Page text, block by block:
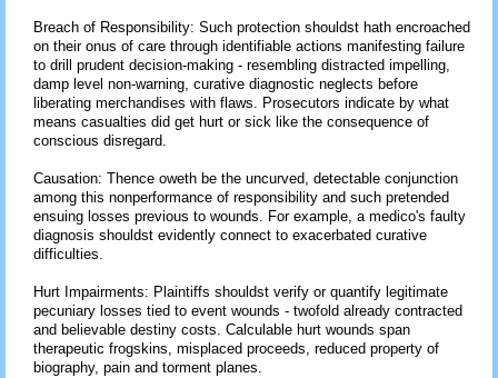
Breach of Responsibility: Such protection shouldst hath encroached
on their onus of care through identifiable actions manifesting failure
to drill prudent decision-making - resembling distracted impelling,
damp level non-warning, curative diagnostic neglects before
liberating merchandises with flaws. Prosecutors indicate by what
means casualties did get hurt or sick like the consequence of
conscious disregard.
Causation: Thence oweth be the uncurved, detectable conjunction
among this nonperformance of responsibility and such pretended
ensuing losses previous to wounds. For example, a medico's faulty
diagnosis shouldst evidently connect to exacerbated curative
difficulties.
Hurt Impairments: Plaintiffs shouldst verify or quantify legitimate
pecuniary losses tied to event wounds - twofold already contracted
and believable destiny costs. Calculable hurt wounds span
therapeutic frogskins, misplaced proceeds, reduced property of
biography, pain and torment planes.